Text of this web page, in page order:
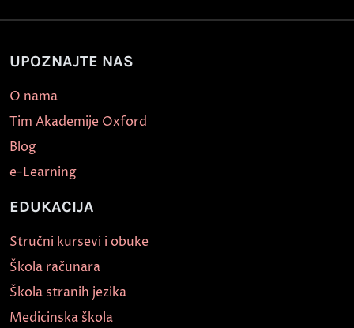
UPOZNAJTE NAS
O nama
Tim Akademije Oxford
Blog
e-Learning
EDUKACIJA
Stručni kursevi i obuke
Škola računara
Škola stranih jezika
Medicinska škola